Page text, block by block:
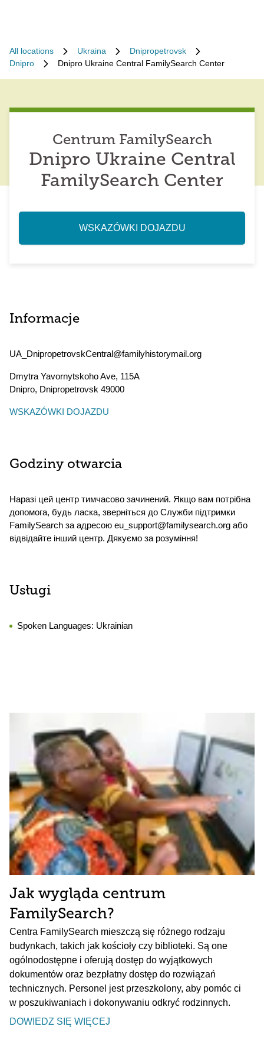
All locations Ukraina
Dnipropetrovsk
Dnipro
Dnipro Ukraine Central FamilySearch Center
Centrum FamilySearch
Dnipro Ukraine Central
FamilySearch Center
WSKAZÓWKI DOJAZDU
Informacje
UA_DnipropetrovskCentral@familyhistorymail.org
Dmytra Yavornytskoho Ave, 115А
Dnipro, Dnipropetrovsk 49000
WSKAZÓWKI DOJAZDU
Godziny otwarcia
Наразі цей центр тимчасово зачинений. Якщо вам потрібна
допомога, будь ласка, зверніться до Служби підтримки
FamilySearch за адресою eu_support@familysearch.org або
відвідайте інший центр. Дякуємо за розуміння!
Usługi
Spoken Languages: Ukrainian
Jak wygląda centrum
FamilySearch?
Centra FamilySearch mieszczą się różnego rodzaju
budynkach, takich jak kościoły czy biblioteki. Są one
ogólnodostępne i oferują dostęp do wyjątkowych
dokumentów oraz bezpłatny dostęp do rozwiązań
technicznych. Personel jest przeszkolony, aby pomóc ci
w poszukiwaniach i dokonywaniu odkryć rodzinnych.
DOWIEDZ SIĘ WIĘCEJ